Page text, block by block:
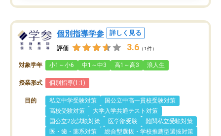
個別指導学参 詳しく見る
評価 3.6 （1件）
対象学年 小1～小6 中1～中3 高1～高3 浪人生
授業形式 個別指導(1:1)
目的 私立中学受験対策
国公立中高一貫校受験対策
高校受験対策
大学入学共通テスト対策
国公立2次試験対策
医学部受験
難関私立受験対策
医・歯・薬系対策
総合型選抜・学校推薦型選抜対策